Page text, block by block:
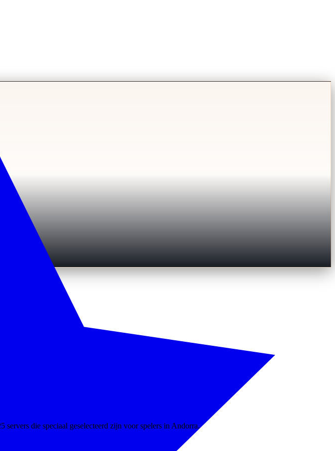
die speciaal geselecteerd zijn voor spelers in Andorra.